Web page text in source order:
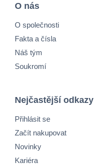
O nás
O společnosti
Fakta a čísla
Náš tým
Soukromí
Nejčastější odkazy
Přihlásit se
Začít nakupovat
Novinky
Kariéra